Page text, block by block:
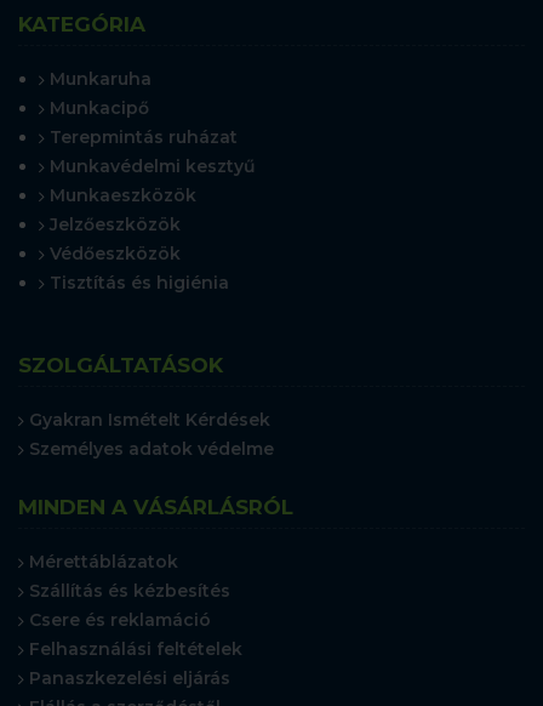
KATEGÓRIA
Munkaruha
Munkacipő
Terepmintás ruházat
Munkavédelmi kesztyű
Munkaeszközök
Jelzőeszközök
Védőeszközök
Tisztítás és higiénia
SZOLGÁLTATÁSOK
Gyakran Ismételt Kérdések
Személyes adatok védelme
MINDEN A VÁSÁRLÁSRÓL
Mérettáblázatok
Szállítás és kézbesítés
Csere és reklamáció
Felhasználási feltételek
Panaszkezelési eljárás